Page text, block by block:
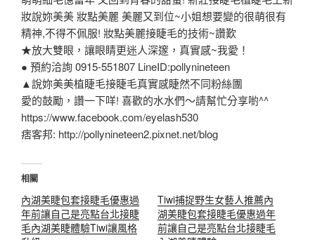
妝說妳美美 妝點美麗 美麗又到位~小姐想要變的很萌很有
精神,不得不佩服! 妝點美麗接睫毛的技術~讚歎
★放大雙眼，讓眼睛更迷人深邃，真實感~我愛！
● 預約洽詢 0915-551807 LineID:pollynineteen
▲說妳美美植睫毛接睫毛真實感睫然不同粉絲團
愛的鼓勵，讚一下咩! 喜歡的水水們～請幫忙分享喲^^
https://www.facebook.com/eyelash530
痞客邦: http://pollynineteen2.pixnet.net/blog
相關
內湖美睫包套接睫毛優惠過
年前讓自己是亮點台北接睫
毛內湖美睫體驗Tiwi讓風格
Tiwi捕捉野生女藝人推薦內
湖美睫包套接睫毛優惠過年
前讓自己是亮點台北接睫毛